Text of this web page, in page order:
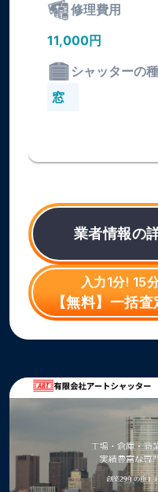
修理費用
11,000円
シャッターの
窓
業者情報の
入力1分! 15
【無料】一括